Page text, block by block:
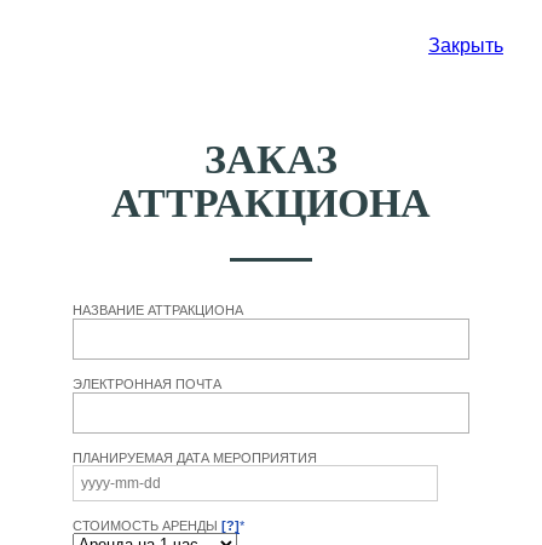
Закрыть
ЗАКАЗ
АТТРАКЦИОНА
НАЗВАНИЕ АТТРАКЦИОНА
ЭЛЕКТРОННАЯ ПОЧТА
ПЛАНИРУЕМАЯ ДАТА МЕРОПРИЯТИЯ
СТОИМОСТЬ АРЕНДЫ [?]*